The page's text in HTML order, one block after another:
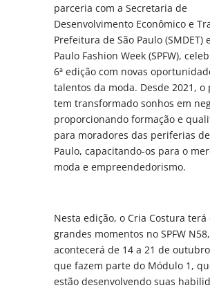
parceria com a Secretaria de
Desenvolvimento Econômico e
Prefeitura de São Paulo (SMDET)
Paulo Fashion Week (SPFW),
6ª edição com novas
talentos da moda. Desde 2021, o
tem transformado sonhos em
proporcionando formação e
para moradores das periferias
Paulo, capacitando-os para o
moda e empreendedorismo.
Nesta edição, o Cria Costura terá
grandes momentos no SPFW
acontecerá de 14 a 21 de
que fazem parte do Módulo 1,
estão desenvolvendo suas